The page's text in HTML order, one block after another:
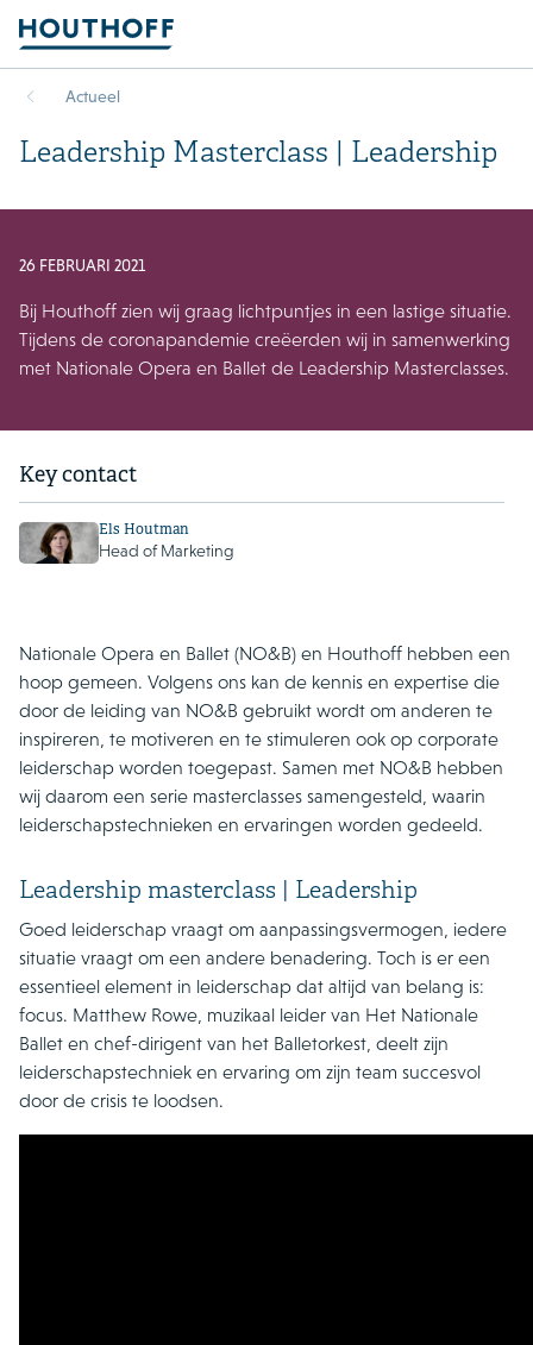
Actueel
Leadership Masterclass | Leadership
26 FEBRUARI 2021
Bij Houthoff zien wij graag lichtpuntjes in een lastige situatie.
Tijdens de coronapandemie creëerden wij in samenwerking
met Nationale Opera en Ballet de Leadership Masterclasses.
Key contact
Els Houtman
Head of Marketing
Nationale Opera en Ballet (NO&B) en Houthoff hebben een
hoop gemeen. Volgens ons kan de kennis en expertise die
door de leiding van NO&B gebruikt wordt om anderen te
inspireren, te motiveren en te stimuleren ook op corporate
leiderschap worden toegepast. Samen met NO&B hebben
wij daarom een serie masterclasses samengesteld, waarin
leiderschapstechnieken en ervaringen worden gedeeld.
Leadership masterclass | Leadership
Goed leiderschap vraagt om aanpassingsvermogen, iedere
situatie vraagt om een andere benadering. Toch is er een
essentieel element in leiderschap dat altijd van belang is:
focus. Matthew Rowe, muzikaal leider van Het Nationale
Ballet en chef-dirigent van het Balletorkest, deelt zijn
leiderschapstechniek en ervaring om zijn team succesvol
door de crisis te loodsen.